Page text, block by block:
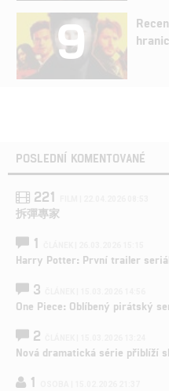
9
POSLEDNÍ KOMENTOVANÉ
221
拆彈專家
1
Harry Potter: První trailer
3
One Piece: Oblíbený pirátský
2
Nová dramatická série přiblíží
1